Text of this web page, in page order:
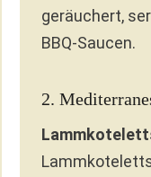
geräuchert,
BBQ-Saucen.
2.